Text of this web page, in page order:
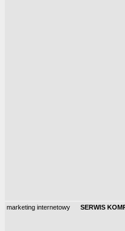
marketing internetowy SERWIS